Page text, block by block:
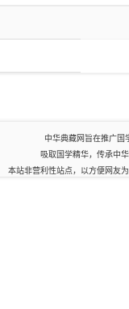
中华典藏网旨在推广国
吸取国学精华，传承中华
本站非营利性站点，以方便网友为